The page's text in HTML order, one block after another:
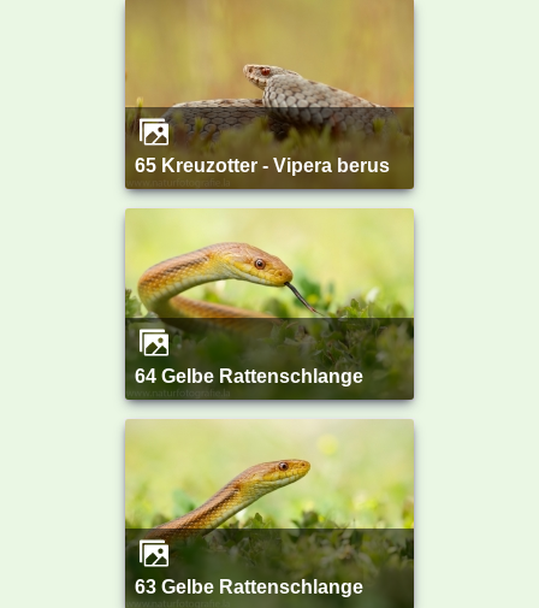
65 Kreuzotter - Vipera berus
64 Gelbe Rattenschlange
63 Gelbe Rattenschlange